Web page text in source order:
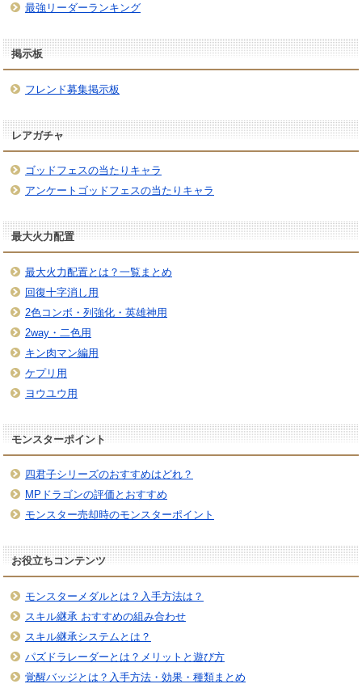
最強リーダーランキング
掲示板
フレンド募集掲示板
レアガチャ
ゴッドフェスの当たりキャラ
アンケートゴッドフェスの当たりキャラ
最大火力配置
最大火力配置とは？一覧まとめ
回復十字消し用
2色コンボ・列強化・英雄神用
2way・二色用
キン肉マン編用
ケプリ用
ヨウユウ用
モンスターポイント
四君子シリーズのおすすめはどれ？
MPドラゴンの評価とおすすめ
モンスター売却時のモンスターポイント
お役立ちコンテンツ
モンスターメダルとは？入手方法は？
スキル継承 おすすめの組み合わせ
スキル継承システムとは？
パズドラレーダーとは？メリットと遊び方
覚醒バッジとは？入手方法・効果・種類まとめ